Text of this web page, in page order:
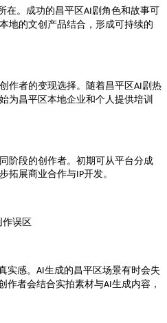
在。成功的昌平区AI 剧角色和故事可
本地的文创产品结合，形成可持续的
作者的变现选择。随着昌平区AI 剧热
为昌平区本地企业和个人提供培训
阶段的创作者。初期可从平台分成
拓展商业合作与 IP开发。
作误区
实感。 AI 生成的昌平区场景有时会失
作者会结合实拍素材与AI 生成内容，